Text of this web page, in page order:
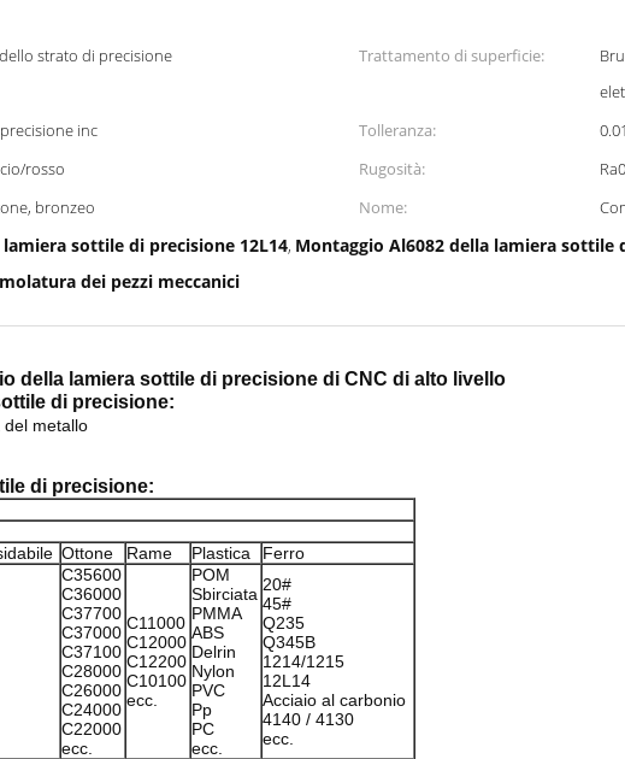
strato di precisione Trattamento di superficie:
inc Tolleranza:
rosso Rugosità:
bronzeo Nome:
sottile di precisione 12L14, Montaggio Al6082 della lamiera sottile
dei pezzi meccanici
della lamiera sottile di precisione di CNC di alto livello
di precisione:
del metallo
di precisione:
Ottone Rame Plastica Ferro
C35600
C36000
C37700
C37000
C37100
C28000
C26000
C24000
C22000
ecc.
C11000
C12000
C12200
C10100
ecc.
POM
Sbirciata
PMMA
ABS
Delrin
Nylon
PVC
Pp
PC
ecc.
20#
45#
Q235
Q345B
1214/1215
12L14
Acciaio al carbonio
4140 / 4130
ecc.